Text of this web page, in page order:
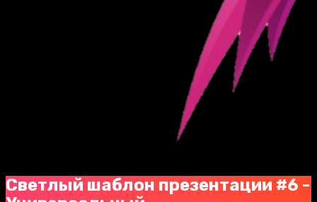
Светлый шаблон презентации #6 -